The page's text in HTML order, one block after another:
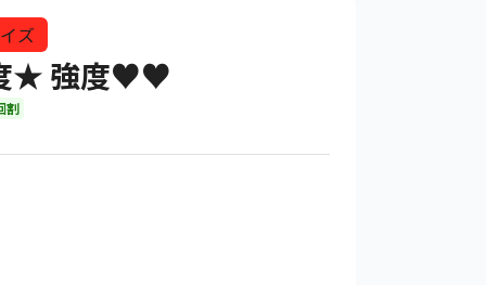
ズ
★ 強度♥♥
割